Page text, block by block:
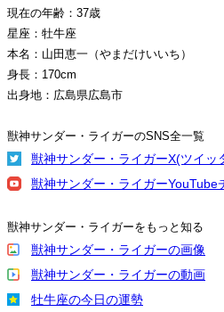
現在の年齢：37歳
星座：牡牛座
本名：山田恵一（やまだけいいち）
身長：170cm
出身地：広島県広島市
獣神サンダー・ライガーのSNS全一覧
獣神サンダー・ライガーX(ツイッ
獣神サンダー・ライガーYouTube
獣神サンダー・ライガーをもっと知る
獣神サンダー・ライガーの画像
獣神サンダー・ライガーの動画
牡牛座の今日の運勢